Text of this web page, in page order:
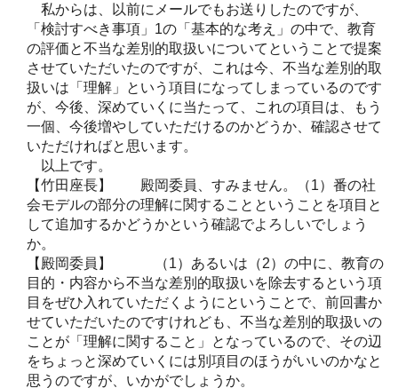
私からは、以前にメールでもお送りしたのですが、
「検討すべき事項」1の「基本的な考え」の中で、教育
の評価と不当な差別的取扱いについてということで提案
させていただいたのですが、これは今、不当な差別的取
扱いは「理解」という項目になってしまっているのです
が、今後、深めていくに当たって、これの項目は、もう
一個、今後増やしていただけるのかどうか、確認させて
いただければと思います。
以上です。
【竹田座長】 殿岡委員、すみません。（1）番の社
会モデルの部分の理解に関することということを項目と
して追加するかどうかという確認でよろしいでしょう
か。
【殿岡委員】 （1）あるいは（2）の中に、教育の
目的・内容から不当な差別的取扱いを除去するという項
目をぜひ入れていただくようにということで、前回書か
せていただいたのですけれども、不当な差別的取扱いの
ことが「理解に関すること」となっているので、その辺
をちょっと深めていくには別項目のほうがいいのかなと
思うのですが、いかがでしょうか。